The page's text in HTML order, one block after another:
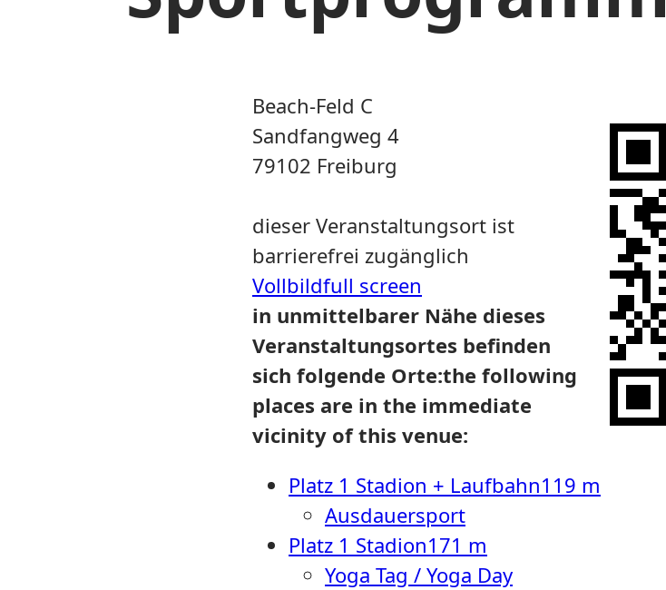
Beach-Feld C
Sandfangweg 4
79102 Freiburg
dieser Veranstaltungsort ist
barrierefrei zugänglich
Vollbildfull screen
in unmittelbarer Nähe dieses
Veranstaltungsortes befinden
sich folgende Orte:the following
places are in the immediate
vicinity of this venue:
Platz 1 Stadion + Laufbahn119 m
Ausdauersport
Platz 1 Stadion171 m
Yoga Tag / Yoga Day